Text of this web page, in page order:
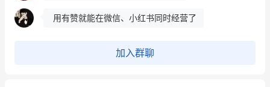
用有赞就能在微信、小红书同时经营了
加入群聊